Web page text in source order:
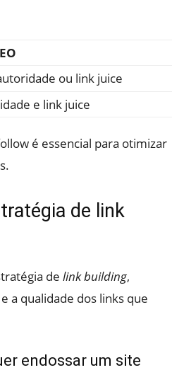
ou link juice
e link juice
é essencial para otimizar
de link
de link building,
a qualidade dos links que
endossar um site